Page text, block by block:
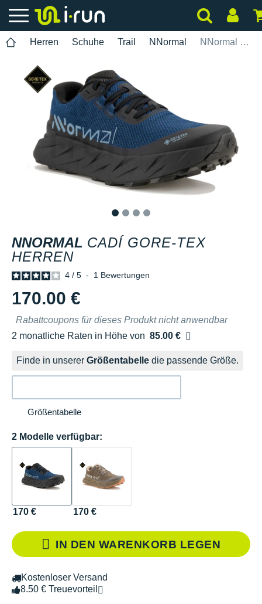
Herren Schuhe Trail NNormal NNormal Cadí Gore-Tex Herren
NNORMAL CADÍ GORE-TEX
HERREN
4 / 5 - 1 Bewertungen
170.00 €
Rabattcoupons für dieses Produkt nicht anwendbar
2 monatliche Raten in Höhe von 85.00 €
Ohne Zusatzkosten
Finde in unserer Größentabelle die passende Größe.
Größentabelle
2 Modelle verfügbar:
170 € 170 €
IN DEN WARENKORB LEGEN
Kostenloser Versand
8.50 € Treuevorteil